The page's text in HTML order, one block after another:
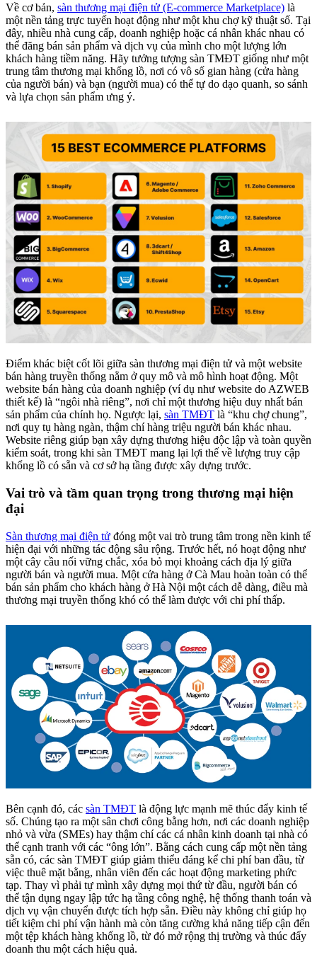
Về cơ bản, sàn thương mại điện tử (E-commerce Marketplace) là
một nền tảng trực tuyến hoạt động như một khu chợ kỹ thuật số. Tại
đây, nhiều nhà cung cấp, doanh nghiệp hoặc cá nhân khác nhau có
thể đăng bán sản phẩm và dịch vụ của mình cho một lượng lớn
khách hàng tiềm năng. Hãy tưởng tượng sàn TMĐT giống như một
trung tâm thương mại khổng lồ, nơi có vô số gian hàng (cửa hàng
của người bán) và bạn (người mua) có thể tự do dạo quanh, so sánh
và lựa chọn sản phẩm ưng ý.
Điểm khác biệt cốt lõi giữa sàn thương mại điện tử và một website
bán hàng truyền thống nằm ở quy mô và mô hình hoạt động. Một
website bán hàng của doanh nghiệp (ví dụ như website do AZWEB
thiết kế) là “ngôi nhà riêng”, nơi chỉ một thương hiệu duy nhất bán
sản phẩm của chính họ. Ngược lại, sàn TMĐT là “khu chợ chung”,
nơi quy tụ hàng ngàn, thậm chí hàng triệu người bán khác nhau.
Website riêng giúp bạn xây dựng thương hiệu độc lập và toàn quyền
kiểm soát, trong khi sàn TMĐT mang lại lợi thế về lượng truy cập
khổng lồ có sẵn và cơ sở hạ tầng được xây dựng trước.
Vai trò và tầm quan trọng trong thương mại hiện
đại
Sàn thương mại điện tử đóng một vai trò trung tâm trong nền kinh tế
hiện đại với những tác động sâu rộng. Trước hết, nó hoạt động như
một cây cầu nối vững chắc, xóa bỏ mọi khoảng cách địa lý giữa
người bán và người mua. Một cửa hàng ở Cà Mau hoàn toàn có thể
bán sản phẩm cho khách hàng ở Hà Nội một cách dễ dàng, điều mà
thương mại truyền thống khó có thể làm được với chi phí thấp.
Bên cạnh đó, các sàn TMĐT là động lực mạnh mẽ thúc đẩy kinh tế
số. Chúng tạo ra một sân chơi công bằng hơn, nơi các doanh nghiệp
nhỏ và vừa (SMEs) hay thậm chí các cá nhân kinh doanh tại nhà có
thể cạnh tranh với các “ông lớn”. Bằng cách cung cấp một nền tảng
sẵn có, các sàn TMĐT giúp giảm thiểu đáng kể chi phí ban đầu, từ
việc thuê mặt bằng, nhân viên đến các hoạt động marketing phức
tạp. Thay vì phải tự mình xây dựng mọi thứ từ đầu, người bán có
thể tận dụng ngay lập tức hạ tầng công nghệ, hệ thống thanh toán và
dịch vụ vận chuyển được tích hợp sẵn. Điều này không chỉ giúp họ
tiết kiệm chi phí vận hành mà còn tăng cường khả năng tiếp cận đến
một tệp khách hàng khổng lồ, từ đó mở rộng thị trường và thúc đẩy
doanh thu một cách hiệu quả.